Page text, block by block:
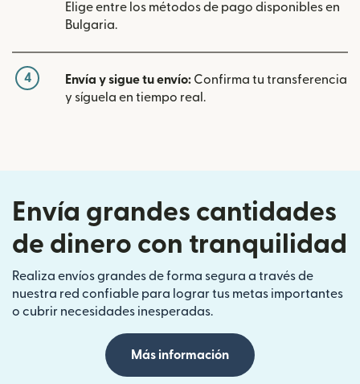
Elige entre los métodos de pago disponibles en
Bulgaria.
4 Envía y sigue tu envío: Confirma tu transferencia
y síguela en tiempo real.
Envía grandes cantidades
de dinero con tranquilidad
Realiza envíos grandes de forma segura a través de
nuestra red confiable para lograr tus metas importantes
o cubrir necesidades inesperadas.
Más información